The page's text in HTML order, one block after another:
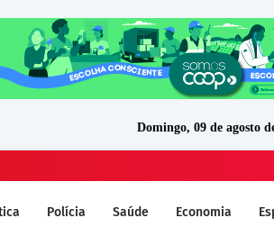
Domingo, 09 de agosto
Polícia Saúde Economia